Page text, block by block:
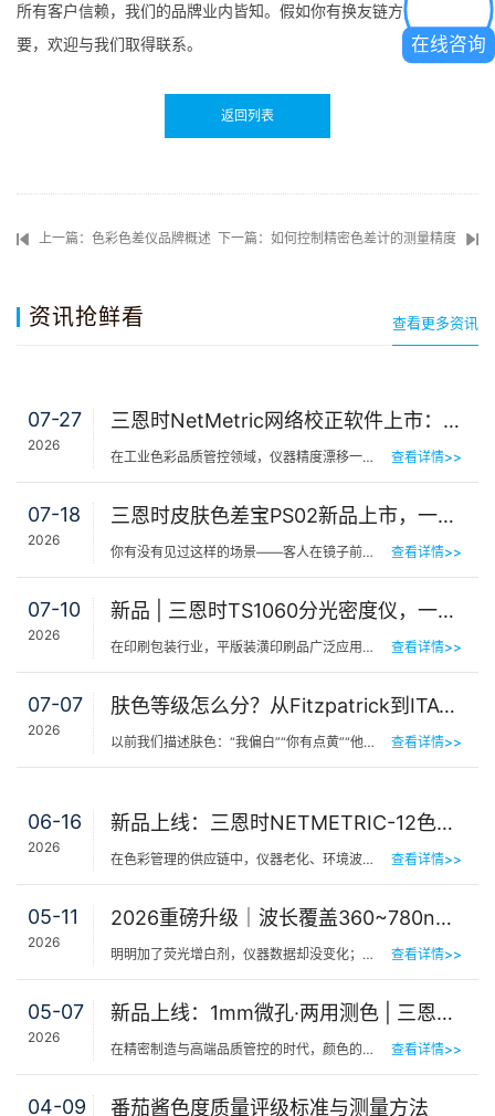
所有客户信赖，我们的品牌业内皆知。假如你有换友链方面的需
要，欢迎与我们取得联系。
返回列表
上一篇：色彩色差仪品牌概述 下一篇：如何控制精密色差计的测量精度
资讯抢鲜看 查看更多资讯
07-27
2026
三恩时NetMetric网络校正软件上市：告别返厂，15分钟让测色仪“恢复出厂精度”
在工业色彩品质管控领域，仪器精度漂移一直是制造企业挥之不去的隐痛。同一批货，A车间测合格、B车间测不合… 查看详情>>
07-18
2026
三恩时皮肤色差宝PS02新品上市，一键测出你的精准肤色等级
你有没有见过这样的场景——客人在镜子前端详半天，问：“我是不是白了一点？”美容师… 查看详情>>
07-10
2026
新品 | 三恩时TS1060分光密度仪，一机覆盖平版装潢印刷品色密度与色差检测
在印刷包装行业，平版装潢印刷品广泛应用于包装工艺品、日化标签、节日用品等场景，客户对同一批次产品的色… 查看详情>>
07-07
2026
肤色等级怎么分？从Fitzpatrick到ITA°，三恩时皮肤测色仪让肤色“数字化”
以前我们描述肤色：“我偏白”“你有点黄”“他挺黑”……现在… 查看详情>>
06-16
2026
新品上线：三恩时NETMETRIC-12色砖与网络校正软件，解决台间差难题
在色彩管理的供应链中，仪器老化、环境波动、台间差…… 一个环节的微小偏差，都可能导致最终… 查看详情>>
05-11
2026
2026重磅升级｜波长覆盖360~780nm，三恩时便携式分光测色仪全光谱了！
明明加了荧光增白剂，仪器数据却没变化；两个零件在室内颜色一样，一到阳光下就“原形毕露”&hel… 查看详情>>
05-07
2026
新品上线：1mm微孔·两用测色 | 三恩时PS401/PS301分光测色仪！
在精密制造与高端品质管控的时代，颜色的微小偏差往往决定着产品的最终命运。对于极小物件、曲面弧面、精密… 查看详情>>
04-09 番茄酱色度质量评级标准与测量方法
在线咨询